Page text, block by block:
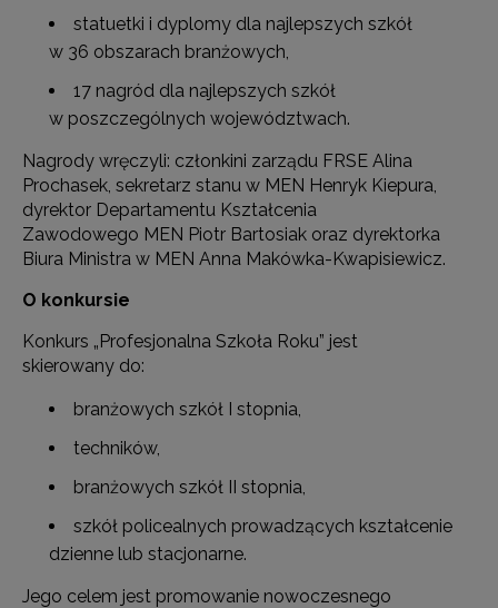
statuetki i dyplomy dla najlepszych szkół
w 36 obszarach branżowych,
17 nagród dla najlepszych szkół
w poszczególnych województwach.
Nagrody wręczyli: członkini zarządu FRSE Alina
Prochasek, sekretarz stanu w MEN Henryk Kiepura,
dyrektor Departamentu Kształcenia
Zawodowego MEN Piotr Bartosiak oraz dyrektorka
Biura Ministra w MEN Anna Makówka-Kwapisiewicz.
O konkursie
Konkurs „Profesjonalna Szkoła Roku” jest
skierowany do:
branżowych szkół I stopnia,
techników,
branżowych szkół II stopnia,
szkół policealnych prowadzących kształcenie
dzienne lub stacjonarne.
Jego celem jest promowanie nowoczesnego